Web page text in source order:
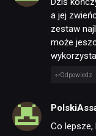
a jej
zestaw
może
Odpowiedz
Co lepsze,